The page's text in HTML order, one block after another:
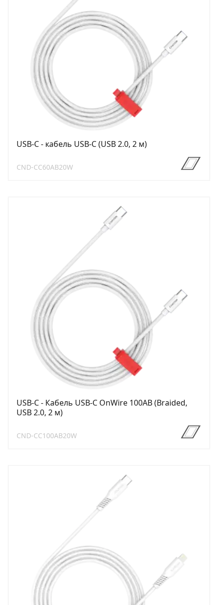
USB-C - кабель USB-C (USB 2.0, 2 м)
CND-CC60AB20W
USB-C - Кабель USB-C OnWire 100AB (Braided,
USB 2.0, 2 м)
CND-CC100AB20W